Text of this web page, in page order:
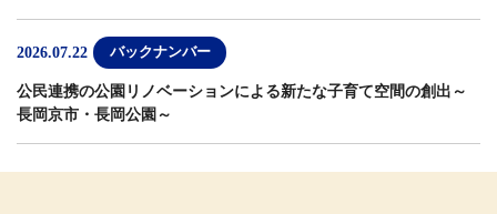
2026.07.22 バックナンバー
公民連携の公園リノベーションによる新たな子育て空間の創出～
長岡京市・長岡公園～